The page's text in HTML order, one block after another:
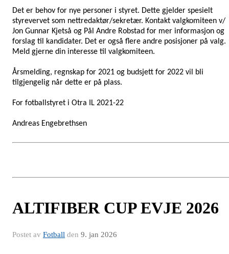
Det er behov for nye personer i styret. Dette gjelder spesielt
styrevervet som nettredaktør/sekretær. Kontakt valgkomiteen v/
Jon Gunnar Kjetså og Pål Andre Robstad for mer informasjon og
forslag til kandidater. Det er også flere andre posisjoner på valg.
Meld gjerne din interesse til valgkomiteen.
Årsmelding, regnskap for 2021 og budsjett for 2022 vil bli
tilgjengelig når dette er på plass.
For fotballstyret i Otra IL 2021-22
Andreas Engebrethsen
ALTIFIBER CUP EVJE 2026
Postet av Fotball den 9. jan 2026